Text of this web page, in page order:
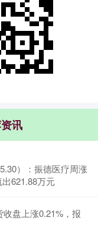
讯
）：振德医疗周涨
621.88万元
盘上涨0.21%，报